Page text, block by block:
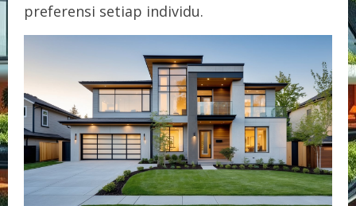
preferensi setiap individu.